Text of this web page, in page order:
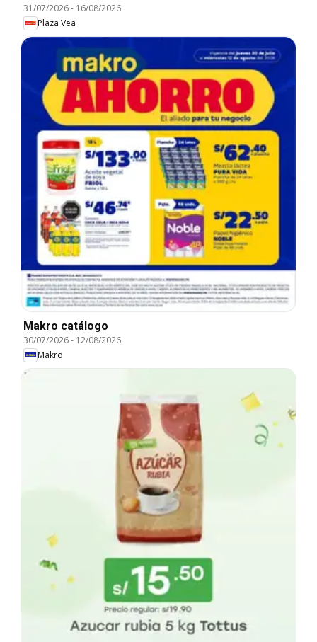
31/07/2026- 16/08/2026
Plaza Vea
Makro catálogo
30/07/2026- 12/08/2026
Makro